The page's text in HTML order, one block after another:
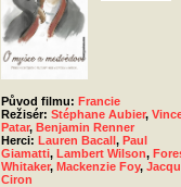
Původ filmu: Francie
Režisér: Stéphane Aubier,
Patar, Benjamin Renner
Herci: Lauren Bacall, Paul
Giamatti, Lambert Wilson,
Whitaker, Mackenzie Foy,
Ciron